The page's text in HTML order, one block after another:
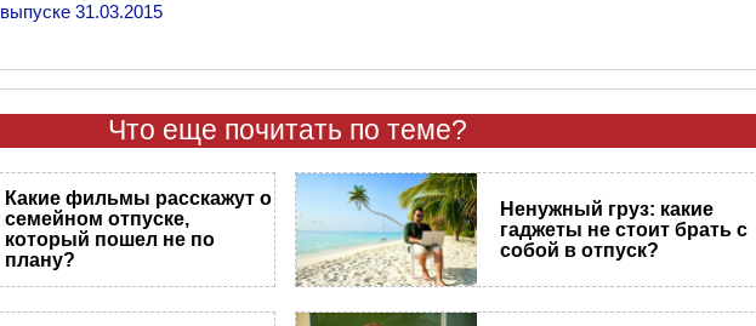
выпуске 31.03.2015
Что еще почитать по теме?
Какие фильмы расскажут о
семейном отпуске,
который пошел не по
плану?
Ненужный груз: какие
гаджеты не стоит брать с
собой в отпуск?